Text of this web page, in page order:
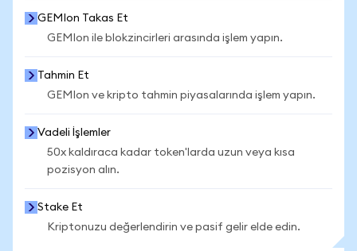
GEMIon Takas Et
GEMIon ile blokzincirleri arasında işlem yapın.
Tahmin Et
GEMIon ve kripto tahmin piyasalarında işlem yapın.
Vadeli İşlemler
50x kaldıraca kadar token'larda uzun veya kısa
pozisyon alın.
Stake Et
Kriptonuzu değerlendirin ve pasif gelir elde edin.